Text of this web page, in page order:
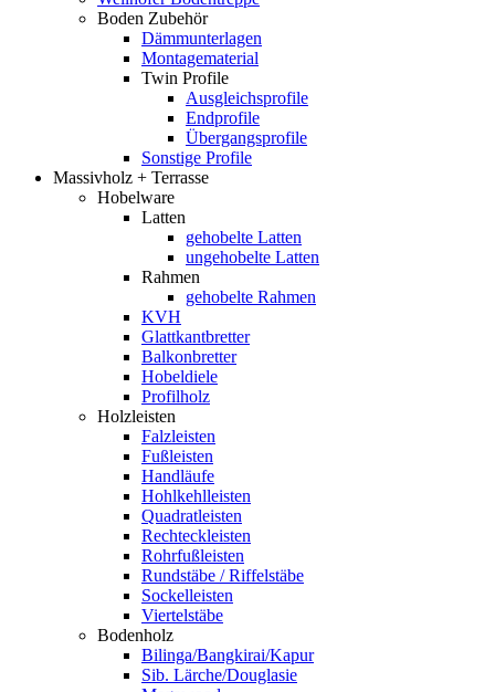
Boden Zubehör
Dämmunterlagen
Montagematerial
Twin Profile
Ausgleichsprofile
Endprofile
Übergangsprofile
Sonstige Profile
Massivholz + Terrasse
Hobelware
Latten
gehobelte Latten
ungehobelte Latten
Rahmen
gehobelte Rahmen
KVH
Glattkantbretter
Balkonbretter
Hobeldiele
Profilholz
Holzleisten
Falzleisten
Fußleisten
Handläufe
Hohlkehlleisten
Quadratleisten
Rechteckleisten
Rohrfußleisten
Rundstäbe / Riffelstäbe
Sockelleisten
Viertelstäbe
Bodenholz
Bilinga/Bangkirai/Kapur
Sib. Lärche/Douglasie